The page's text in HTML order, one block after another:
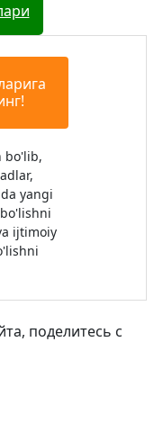
bo'lib,
yangi
ijtimoiy
поделитесь с